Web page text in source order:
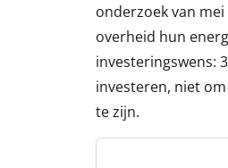
onderzoek van
overheid hun
investeringswens:
investeren, niet
te zijn.